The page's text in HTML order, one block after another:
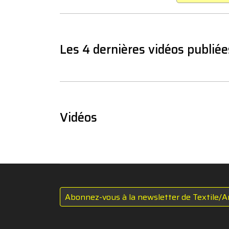
Les 4 dernières vidéos
Vidéos
Abonnez-vous à la newsletter de Textile/